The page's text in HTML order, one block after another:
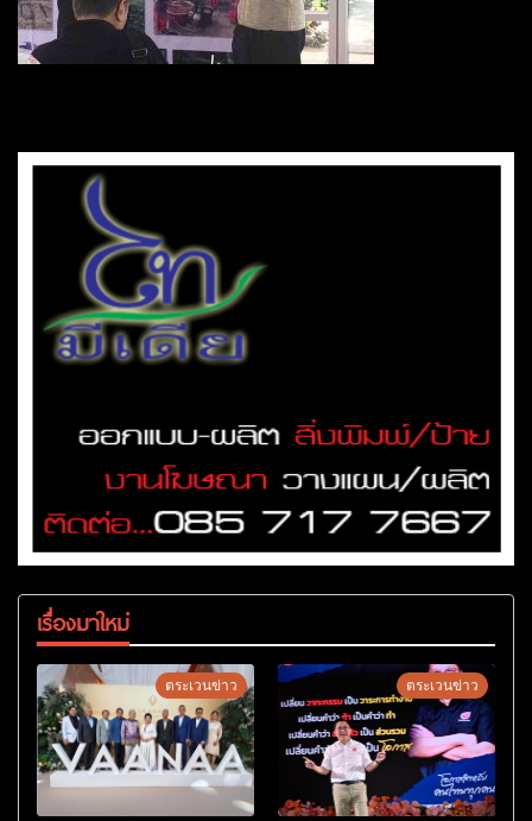
เรื่องมาใหม่
ตระเวนข่าว ตระเวนข่าว